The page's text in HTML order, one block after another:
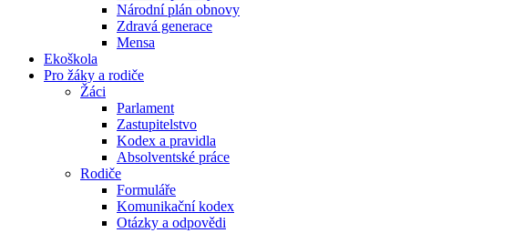
Národní plán obnovy
Zdravá generace
Mensa
Ekoškola
Pro žáky a rodiče
Žáci
Parlament
Zastupitelstvo
Kodex a pravidla
Absolventské práce
Rodiče
Formuláře
Komunikační kodex
Otázky a odpovědi